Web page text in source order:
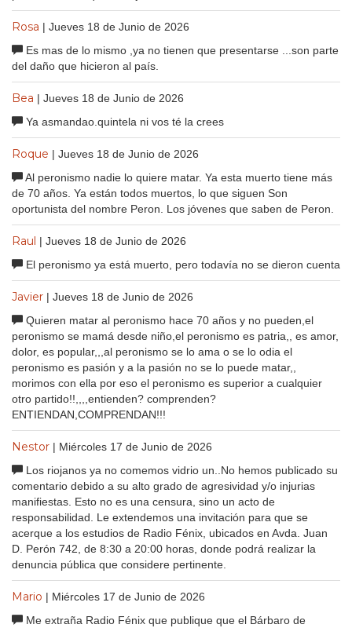
Rosa | Jueves 18 de Junio de 2026
Es mas de lo mismo ,ya no tienen que presentarse ...son parte
del daño que hicieron al país.
Bea | Jueves 18 de Junio de 2026
Ya asmandao.quintela ni vos té la crees
Roque | Jueves 18 de Junio de 2026
Al peronismo nadie lo quiere matar. Ya esta muerto tiene más
de 70 años. Ya están todos muertos, lo que siguen Son
oportunista del nombre Peron. Los jóvenes que saben de Peron.
Raul | Jueves 18 de Junio de 2026
El peronismo ya está muerto, pero todavía no se dieron cuenta
Javier | Jueves 18 de Junio de 2026
Quieren matar al peronismo hace 70 años y no pueden,el
peronismo se mamá desde niño,el peronismo es patria,, es amor,
dolor, es popular,,,al peronismo se lo ama o se lo odia el
peronismo es pasión y a la pasión no se lo puede matar,,
morimos con ella por eso el peronismo es superior a cualquier
otro partido!!,,,,entienden? comprenden?
ENTIENDAN,COMPRENDAN!!!
Nestor | Miércoles 17 de Junio de 2026
Los riojanos ya no comemos vidrio un..No hemos publicado su
comentario debido a su alto grado de agresividad y/o injurias
manifiestas. Esto no es una censura, sino un acto de
responsabilidad. Le extendemos una invitación para que se
acerque a los estudios de Radio Fénix, ubicados en Avda. Juan
D. Perón 742, de 8:30 a 20:00 horas, donde podrá realizar la
denuncia pública que considere pertinente.
Mario | Miércoles 17 de Junio de 2026
Me extraña Radio Fénix que publique que el Bárbaro de